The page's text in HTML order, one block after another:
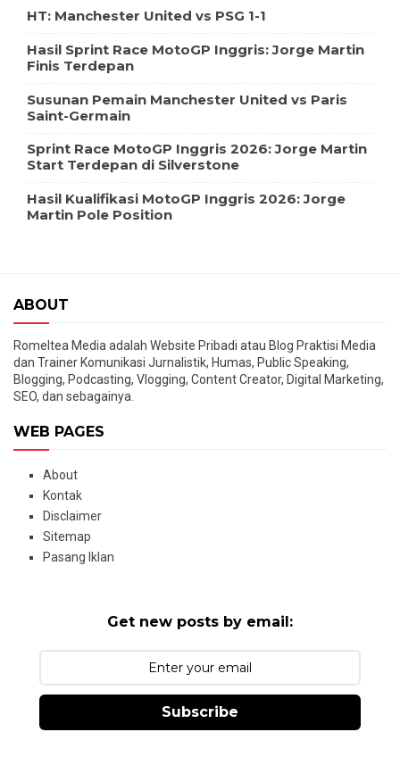
HT: Manchester United vs PSG 1-1
Hasil Sprint Race MotoGP Inggris: Jorge Martin
Finis Terdepan
Susunan Pemain Manchester United vs Paris
Saint-Germain
Sprint Race MotoGP Inggris 2026: Jorge Martin
Start Terdepan di Silverstone
Hasil Kualifikasi MotoGP Inggris 2026: Jorge
Martin Pole Position
ABOUT
Romeltea Media adalah Website Pribadi atau Blog Praktisi Media
dan Trainer Komunikasi Jurnalistik, Humas, Public Speaking,
Blogging, Podcasting, Vlogging, Content Creator, Digital Marketing,
SEO, dan sebagainya.
WEB PAGES
About
Kontak
Disclaimer
Sitemap
Pasang Iklan
Get new posts by email:
Subscribe